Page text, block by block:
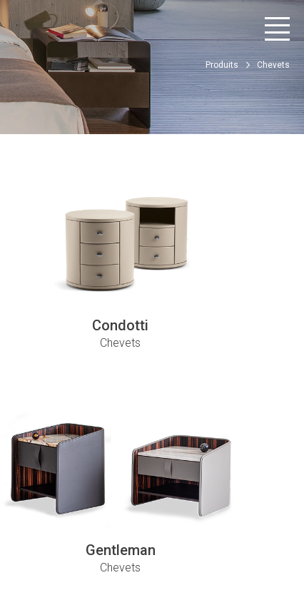
Produits Chevets
Condotti
Chevets
Gentleman
Chevets